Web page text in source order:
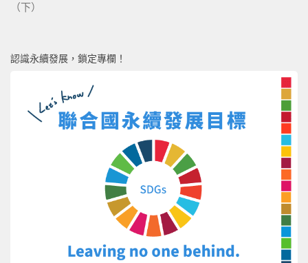
（下）
認識永續發展，鎖定專欄！